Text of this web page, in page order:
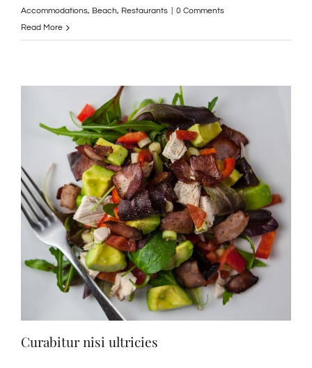
Accommodations, Beach, Restaurants
0 Comments
Read More
Curabitur nisi ultricies